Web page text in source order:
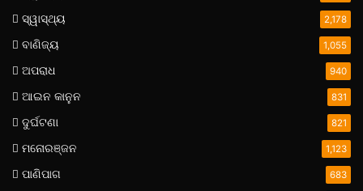
ସ୍ୱାସ୍ଥ୍ୟ 2,178
ବାଣିଜ୍ୟ 1,055
ଅପରାଧ 940
ଆଇନ କାନୁନ 831
ଦୁର୍ଘଟଣା 821
ମନୋରଞ୍ଜନ 1,123
ପାଣିପାଗ 683